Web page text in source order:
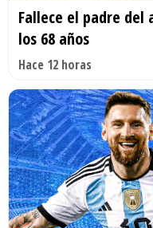
Fallece el padre del
los 68 años
Hace 12 horas